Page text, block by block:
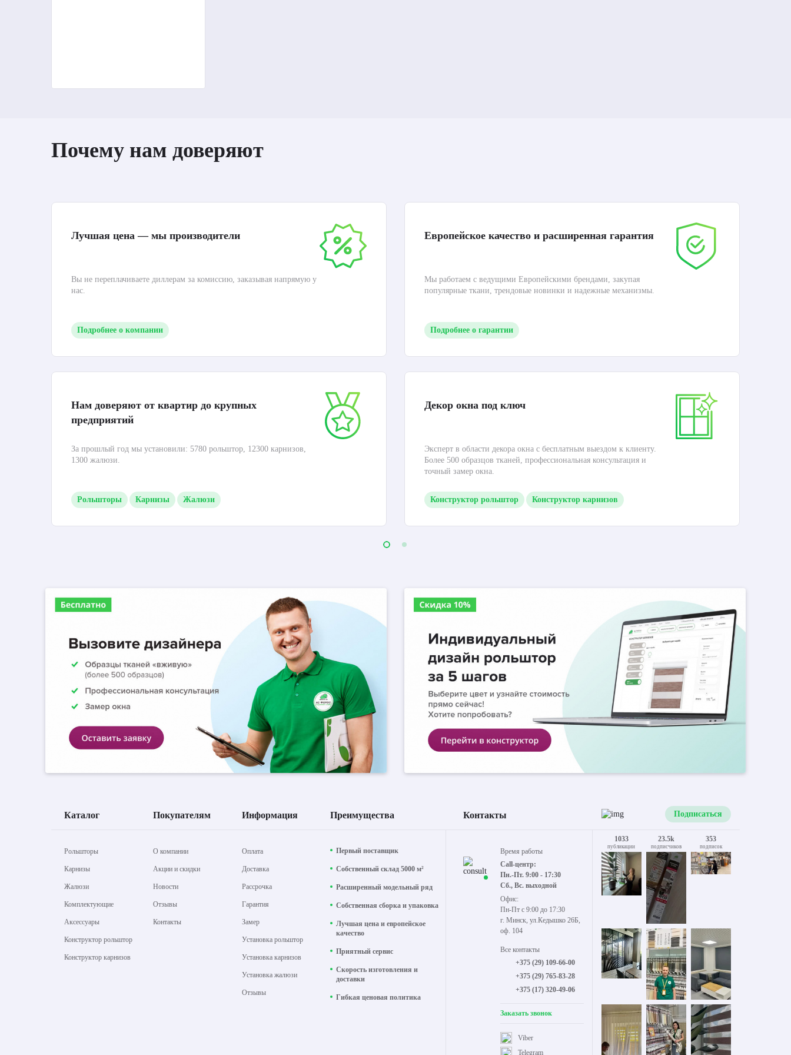
Почему нам доверяют
Лучшая цена — мы производители
Вы не переплачиваете диллерам за комиссию, заказывая напрямую у
нас.
Подробнее о компании
Нам доверяют от квартир до крупных
предприятий
За прошлый год мы установили: 5780 рольштор, 12300 карнизов,
1300 жалюзи.
Рольшторы Карнизы Жалюзи
Европейское качество и расширенная гарантия
Мы работаем с ведущими Европейскими брендами, закупая
популярные ткани, трендовые новинки и надежные механизмы.
Подробнее о гарантии
Декор окна под ключ
Эксперт в области декора окна с бесплатным выездом к клиенту.
Более 500 образцов тканей, профессиональная консультация и
точный замер окна.
Конструктор рольштор Конструктор карнизов
Каталог Покупателям Информация Преимущества
Рольшторы
Карнизы
Жалюзи
Комплектующие
Аксессуары
Конструктор рольштор
Конструктор карнизов
О компании
Акции и скидки
Новости
Отзывы
Контакты
Оплата
Доставка
Рассрочка
Гарантия
Замер
Установка рольштор
Установка карнизов
Установка жалюзи
Отзывы
Первый поставщик
Собственный склад 5000 м²
Расширенный модельный ряд
Собственная сборка и упаковка
Лучшая цена и европейское
качество
Приятный сервис
Скорость изготовления и
доставки
Гибкая ценовая политика
Контакты
Время работы
Call-центр:
Пн.-Пт. 9:00 - 17:30
Сб., Вс. выходной
Офис:
Пн-Пт с 9:00 до 17:30
г. Минск, ул.Кедышко 26Б,
оф. 104
Все контакты
+375 (29) 109-66-00
+375 (29) 765-83-28
+375 (17) 320-49-06
Заказать звонок
Viber
Telegram
Подписаться
1033
публикации
23.5k
подписчиков
353
подписок